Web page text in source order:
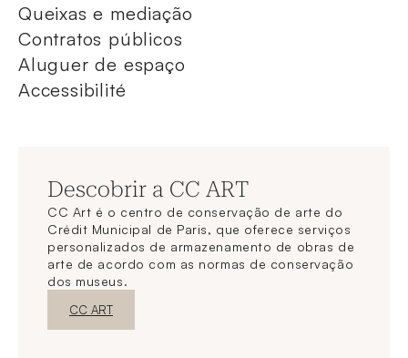
Queixas e mediação
Contratos públicos
Aluguer de espaço
Accessibilité
Descobrir a CC ART
CC Art é o centro de conservação de arte do
Crédit Municipal de Paris, que oferece serviços
personalizados de armazenamento de obras de
arte de acordo com as normas de conservação
dos museus.
Nova janelaDescubra o
CC ART